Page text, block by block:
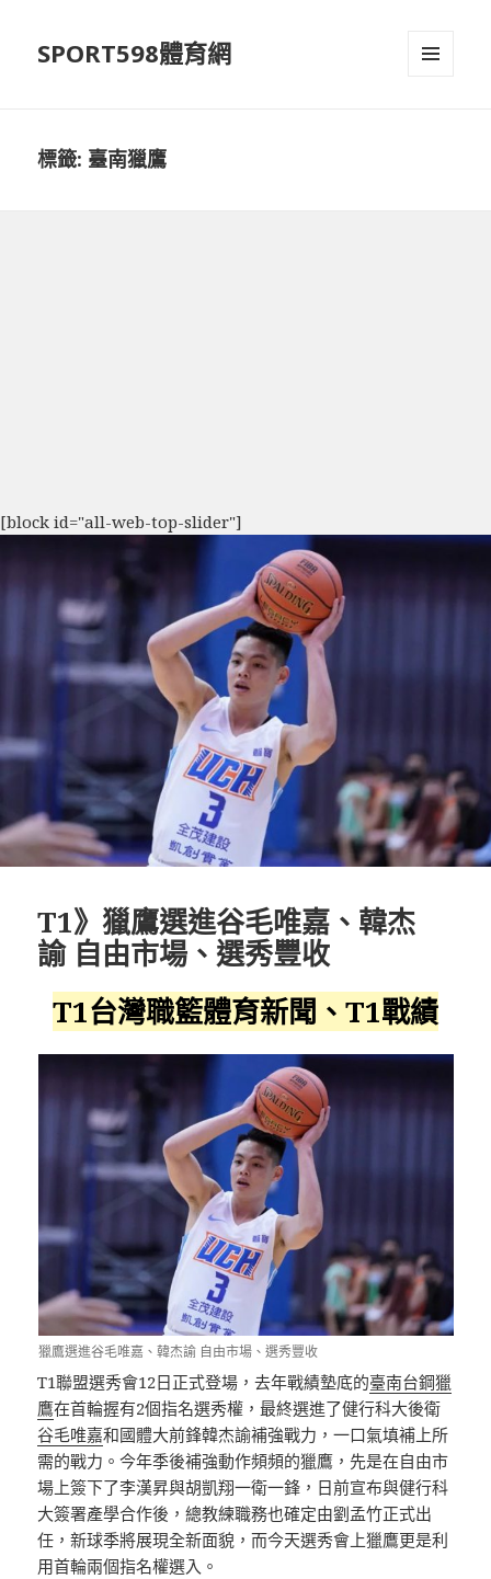
SPORT598體育網
標籤: 臺南獵鷹
[block id="all-web-top-slider"]
T1》獵鷹選進谷毛唯嘉、韓杰
諭 自由市場、選秀豐收
T1台灣職籃體育新聞、T1戰績
獵鷹選進谷毛唯嘉、韓杰諭 自由市場、選秀豐收
T1聯盟選秀會12日正式登場，去年戰績墊底的臺南台鋼獵
鷹在首輪握有2個指名選秀權，最終選進了健行科大後衛
谷毛唯嘉和國體大前鋒韓杰諭補強戰力，一口氣填補上所
需的戰力。今年季後補強動作頻頻的獵鷹，先是在自由市
場上簽下了李漢昇與胡凱翔一衛一鋒，日前宣布與健行科
大簽署產學合作後，總教練職務也確定由劉孟竹正式出
任，新球季將展現全新面貌，而今天選秀會上獵鷹更是利
用首輪兩個指名權選入。